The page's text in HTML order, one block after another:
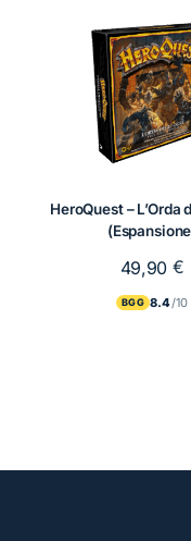
HeroQuest – L’Orda
49,90 €
BGG 8.4